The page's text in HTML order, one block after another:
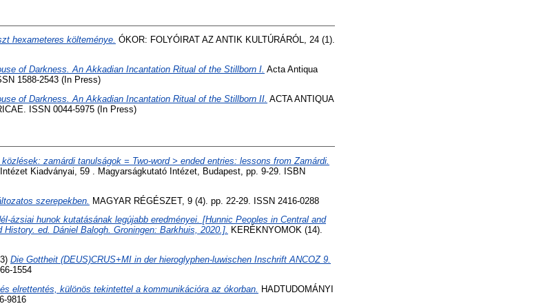
hexameteres költeménye. ÓKOR: FOLYÓIRAT AZ ANTIK KULTÚRÁRÓL, 24 (1).
of Darkness. An Akkadian Incantation Ritual of the Stillborn I. Acta Antiqua
1588-2543 (In Press)
of Darkness. An Akkadian Incantation Ritual of the Stillborn II. ACTA ANTIQUA
ISSN 0044-5975 (In Press)
zamárdi tanulságok = Two-word > ended entries: lessons from Zamárdi.
Kiadványai, 59 . Magyarságkutató Intézet, Budapest, pp. 9-29. ISBN
szerepekben. MAGYAR RÉGÉSZET, 9 (4). pp. 22-29. ISSN 2416-0288
ázsiai hunok kutatásának legújabb eredményei. [Hunnic Peoples in Central and
ed. Dániel Balogh. Groningen: Barkhuis, 2020.]. KERÉKNYOMOK (14).
Die Gottheit (DEUS)CRUS+MI in der hieroglyphen-luwischen Inschrift ANCOZ 9.
1554
elrettentés, különös tekintettel a kommunikációra az ókorban. HADTUDOMÁNYI
9816